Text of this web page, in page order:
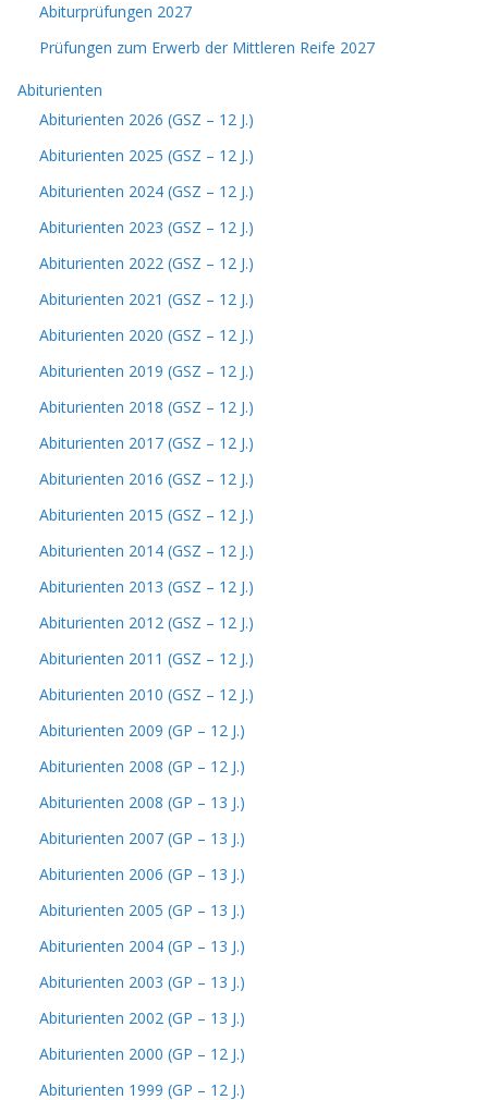
Abiturprüfungen 2027
Prüfungen zum Erwerb der Mittleren Reife 2027
Abiturienten
Abiturienten 2026 (GSZ – 12 J.)
Abiturienten 2025 (GSZ – 12 J.)
Abiturienten 2024 (GSZ – 12 J.)
Abiturienten 2023 (GSZ – 12 J.)
Abiturienten 2022 (GSZ – 12 J.)
Abiturienten 2021 (GSZ – 12 J.)
Abiturienten 2020 (GSZ – 12 J.)
Abiturienten 2019 (GSZ – 12 J.)
Abiturienten 2018 (GSZ – 12 J.)
Abiturienten 2017 (GSZ – 12 J.)
Abiturienten 2016 (GSZ – 12 J.)
Abiturienten 2015 (GSZ – 12 J.)
Abiturienten 2014 (GSZ – 12 J.)
Abiturienten 2013 (GSZ – 12 J.)
Abiturienten 2012 (GSZ – 12 J.)
Abiturienten 2011 (GSZ – 12 J.)
Abiturienten 2010 (GSZ – 12 J.)
Abiturienten 2009 (GP – 12 J.)
Abiturienten 2008 (GP – 12 J.)
Abiturienten 2008 (GP – 13 J.)
Abiturienten 2007 (GP – 13 J.)
Abiturienten 2006 (GP – 13 J.)
Abiturienten 2005 (GP – 13 J.)
Abiturienten 2004 (GP – 13 J.)
Abiturienten 2003 (GP – 13 J.)
Abiturienten 2002 (GP – 13 J.)
Abiturienten 2000 (GP – 12 J.)
Abiturienten 1999 (GP – 12 J.)